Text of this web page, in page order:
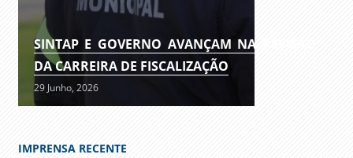
SINTAP E GOVERNO AVANÇAM NA REVISÃO
DA CARREIRA DE FISCALIZAÇÃO
29 Junho, 2026
IMPRENSA RECENTE